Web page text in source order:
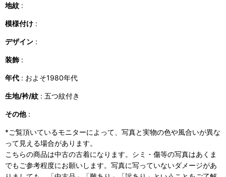
地紋 :
模様付け :
デザイン :
装飾 :
年代 : およそ1980年代
生地/衿/紋 : 五つ紋付き
その他:
*ご覧頂いているモニターによって、写真と実物の色や風合いが異な
って見える場合があります。
こちらの商品は中古の古着になります。シミ・傷等の写真はあくま
でもご参考程度にお願いします。写真に写っていないダメージがあ